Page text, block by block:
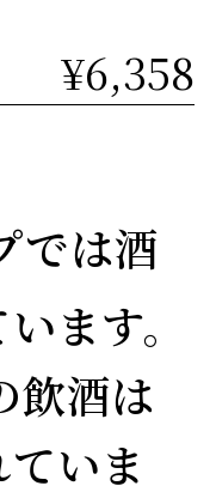
¥6,358
では酒
ます。
飲酒は
いま